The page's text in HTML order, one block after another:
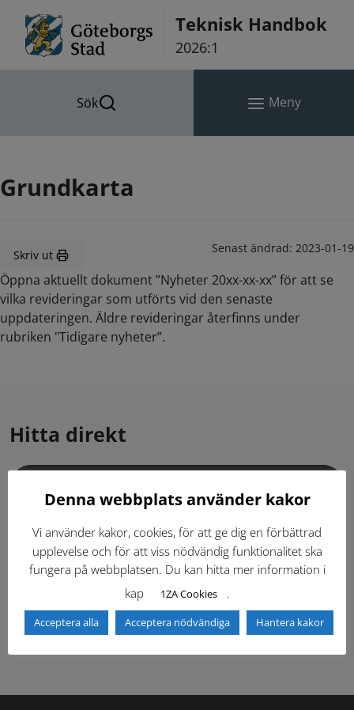
Teknisk Handbok
2026:1
Sök Meny
Grundkarta
Skriv ut Senast ändrad: 2023-01-19
Öppna aktuellt dokument ”Nyheter 20xx-xx-xx” för att se
vilka revideringar som utförts vid den senaste
uppdateringen. Äldre revideringar återfinns under
rubriken "Tidigare nyheter”.
Hitta direkt
Dokumentbibliotek Kontaktlista
Tidigare versioner Nyheter
Säkerhetsordningen
Denna webbplats använder kakor
Vi använder kakor, cookies, för att ge dig en förbättrad
upplevelse och för att viss nödvändig funktionalitet ska
fungera på webbplatsen. Du kan hitta mer information i
kap
1ZA Cookies .
Acceptera alla Acceptera nödvändiga Hantera kakor